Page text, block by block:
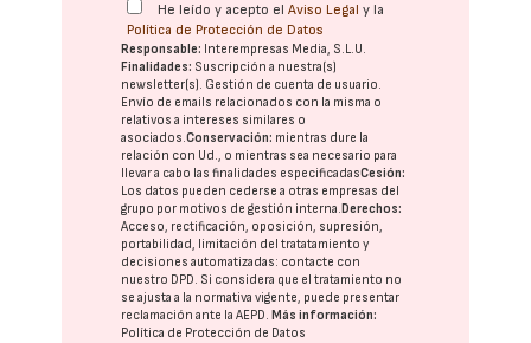
He leído y acepto elAviso Legal y la
Política de Protección de Datos
Responsable: Interempresas Media, S.L.U.
Finalidades: Suscripción a nuestra(s)
newsletter(s). Gestión de cuenta de usuario.
Envío de emails relacionados con la misma o
relativos a intereses similares o
asociados.Conservación: mientras dure la
relación con Ud., o mientras sea necesario para
llevar a cabo las finalidades especificadasCesión:
Los datos pueden cederse a otras empresas del
grupo por motivos de gestión interna. Derechos:
Acceso, rectificación, oposición, supresión,
portabilidad, limitación del tratatamiento y
decisiones automatizadas: contacte con
nuestro DPD. Si considera que el tratamiento no
se ajusta a la normativa vigente, puede presentar
reclamación ante laAEPD. Más información:
Política de Protección de Datos